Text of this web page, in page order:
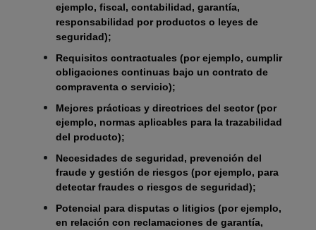
ejemplo, fiscal, contabilidad, garantía,
responsabilidad por productos o leyes de
seguridad);
Requisitos contractuales (por ejemplo, cumplir
obligaciones continuas bajo un contrato de
compraventa o servicio);
Mejores prácticas y directrices del sector (por
ejemplo, normas aplicables para la trazabilidad
del producto);
Necesidades de seguridad, prevención del
fraude y gestión de riesgos (por ejemplo, para
detectar fraudes o riesgos de seguridad);
Potencial para disputas o litigios (por ejemplo,
en relación con reclamaciones de garantía,